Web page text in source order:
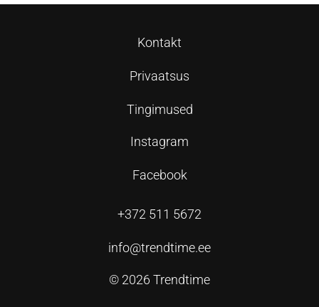
Kontakt
Privaatsus
Tingimused
Instagram
Facebook
+372 511 5672
info@trendtime.ee
© 2026 Trendtime